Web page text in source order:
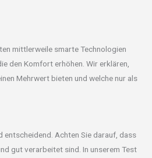
mittlerweile smarte Technologien
den Komfort erhöhen. Wir erklären,
Mehrwert bieten und welche nur als
entscheidend. Achten Sie darauf, dass
gut verarbeitet sind. In unserem Test